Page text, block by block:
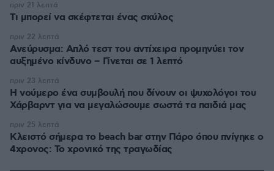
Τι μπορεί να σκέφτεται ένας σκύλος
πριν 21 λεπτά
Ανεύρυσμα: Απλό τεστ του αντίχειρα προμηνύει τον
αυξημένο κίνδυνο – Γίνεται σε 1 λεπτό
πριν 22 λεπτά
Η νούμερο ένα συμβουλή που δίνουν οι ψυχολόγοι του
Χάρβαρντ για να μεγαλώσουμε σωστά τα παιδιά μας
πριν 23 λεπτά
Κλειστό σήμερα το beach bar στην Πάρο όπου πνίγηκε ο
4χρονος: Το χρονικό της τραγωδίας
πριν 25 λεπτά